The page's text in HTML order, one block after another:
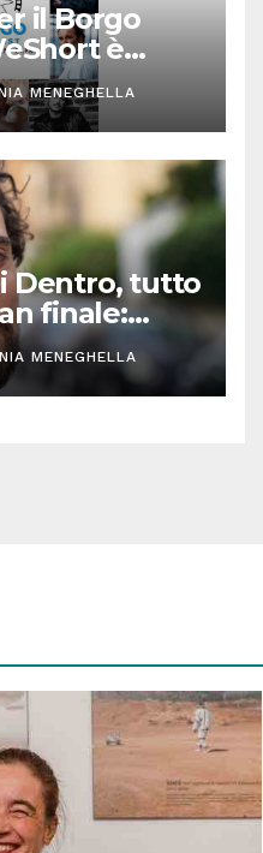
il Borgo
è
edizione
MENEGHELLA
Dentro, tutto
finale:
MENEGHELLA